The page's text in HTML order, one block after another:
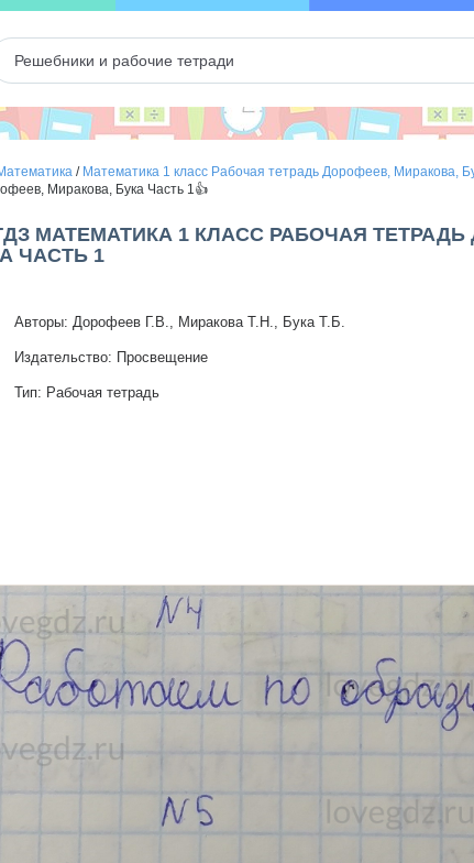
/ Математика 1 класс Рабочая тетрадь Дорофеев, Миракова,
Миракова, Бука Часть 1👍
МАТЕМАТИКА 1 КЛАСС РАБОЧАЯ
ЧАСТЬ 1
Авторы: Дорофеев Г.В., Миракова Т.Н., Бука Т.Б.
Издательство: Просвещение
Тип: Рабочая тетрадь